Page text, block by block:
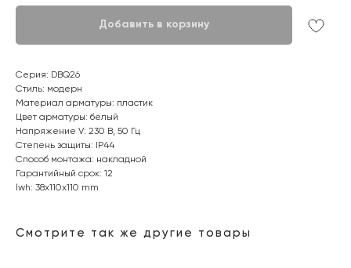
Добавить в корзину
Серия: DBQ26
Стиль: модерн
Материал арматуры: пластик
Цвет арматуры: белый
Напряжение V: 230 В, 50 Гц
Степень защиты: IP44
Способ монтажа: накладной
Гарантийный срок: 12
lwh: 38x110x110 mm
Смотрите так же другие товары